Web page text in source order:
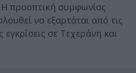
προοπτική συμφωνίας
να εξαρτάται από τις
εγκρίσεις σε Τεχεράνη και